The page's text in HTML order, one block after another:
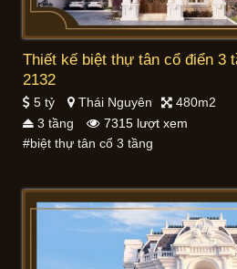
Thiết kế biệt thự tân cổ điển 3
2132
5 tỷ Thái Nguyên
480m2
3 tầng
7315 lượt xem
#biệt thự tân cổ 3 tầng